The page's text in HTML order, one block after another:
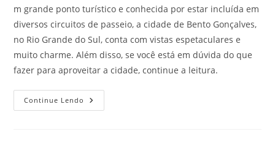
m grande ponto turístico e conhecida por estar incluída em
diversos circuitos de passeio, a cidade de Bento Gonçalves,
no Rio Grande do Sul, conta com vistas espetaculares e
muito charme. Além disso, se você está em dúvida do que
fazer para aproveitar a cidade, continue a leitura.
Continue Lendo Bento
Gonçalves